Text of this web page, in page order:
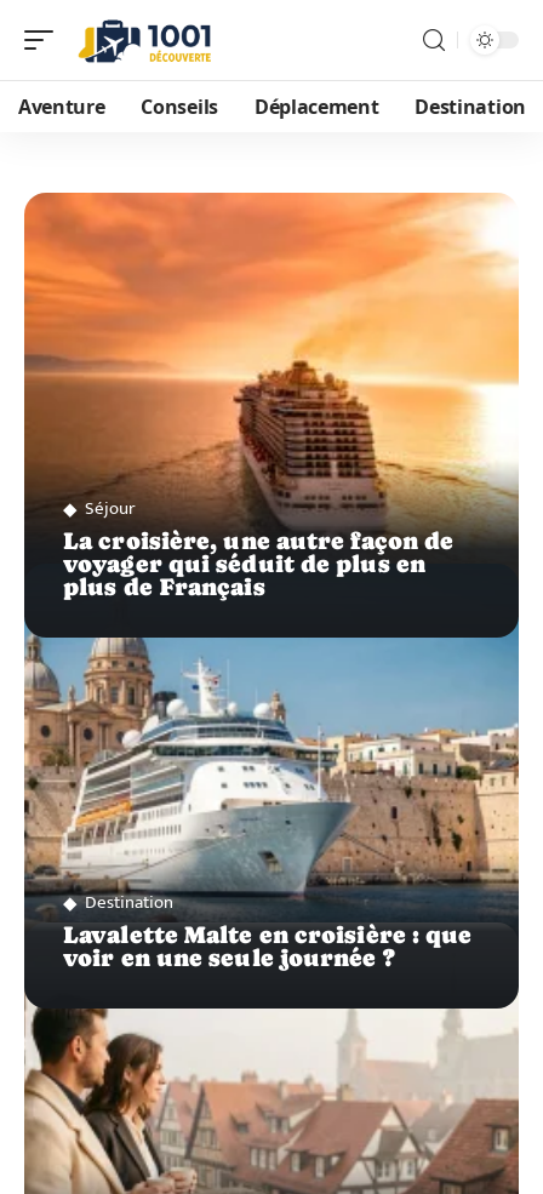
Aventure Conseils Déplacement Destination
Séjour
La croisière, une autre façon de
voyager qui séduit de plus en
plus de Français
Destination
Lavalette Malte en croisière : que
voir en une seule journée ?